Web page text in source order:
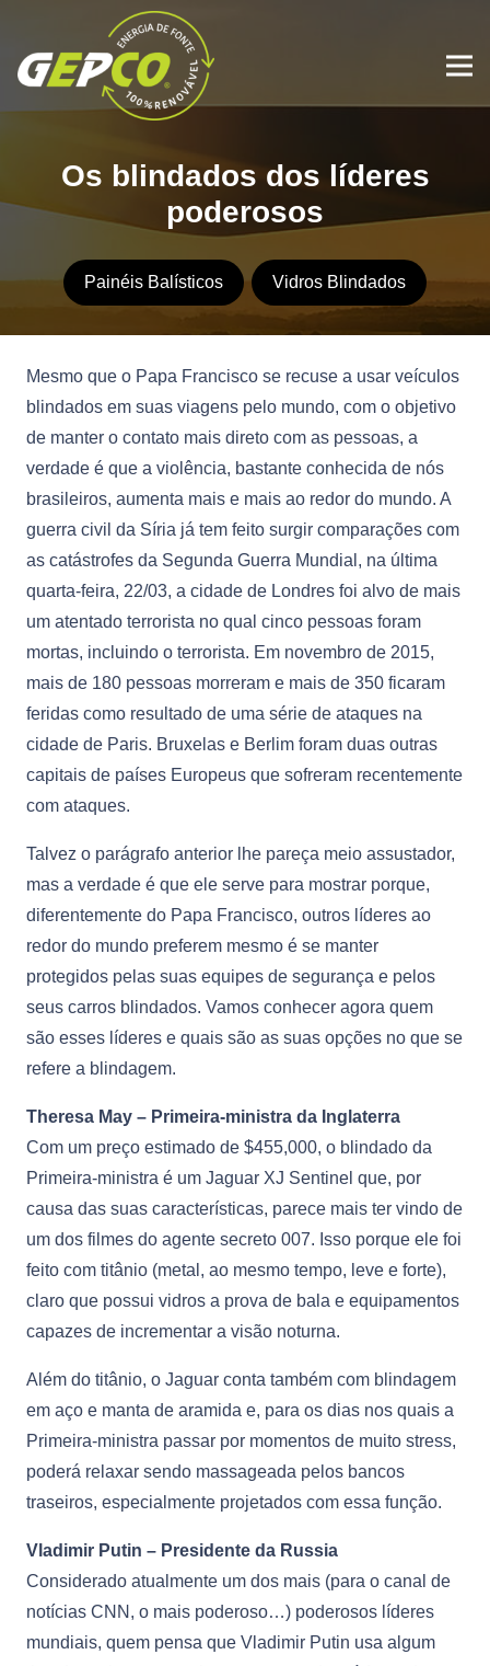
Os blindados dos líderes
poderosos
Painéis Balísticos Vidros Blindados
Mesmo que o Papa Francisco se recuse a usar veículos
blindados em suas viagens pelo mundo, com o objetivo
de manter o contato mais direto com as pessoas, a
verdade é que a violência, bastante conhecida de nós
brasileiros, aumenta mais e mais ao redor do mundo. A
guerra civil da Síria já tem feito surgir comparações com
as catástrofes da Segunda Guerra Mundial, na última
quarta-feira, 22/03, a cidade de Londres foi alvo de mais
um atentado terrorista no qual cinco pessoas foram
mortas, incluindo o terrorista. Em novembro de 2015,
mais de 180 pessoas morreram e mais de 350 ficaram
feridas como resultado de uma série de ataques na
cidade de Paris. Bruxelas e Berlim foram duas outras
capitais de países Europeus que sofreram recentemente
com ataques.
Talvez o parágrafo anterior lhe pareça meio assustador,
mas a verdade é que ele serve para mostrar porque,
diferentemente do Papa Francisco, outros líderes ao
redor do mundo preferem mesmo é se manter
protegidos pelas suas equipes de segurança e pelos
seus carros blindados. Vamos conhecer agora quem
são esses líderes e quais são as suas opções no que se
refere a blindagem.
Theresa May – Primeira-ministra da Inglaterra
Com um preço estimado de $455,000, o blindado da
Primeira-ministra é um Jaguar XJ Sentinel que, por
causa das suas características, parece mais ter vindo de
um dos filmes do agente secreto 007. Isso porque ele foi
feito com titânio (metal, ao mesmo tempo, leve e forte),
claro que possui vidros a prova de bala e equipamentos
capazes de incrementar a visão noturna.
Além do titânio, o Jaguar conta também com blindagem
em aço e manta de aramida e, para os dias nos quais a
Primeira-ministra passar por momentos de muito stress,
poderá relaxar sendo massageada pelos bancos
traseiros, especialmente projetados com essa função.
Vladimir Putin – Presidente da Russia
Considerado atualmente um dos mais (para o canal de
notícias CNN, o mais poderoso…) poderosos líderes
mundiais, quem pensa que Vladimir Putin usa algum